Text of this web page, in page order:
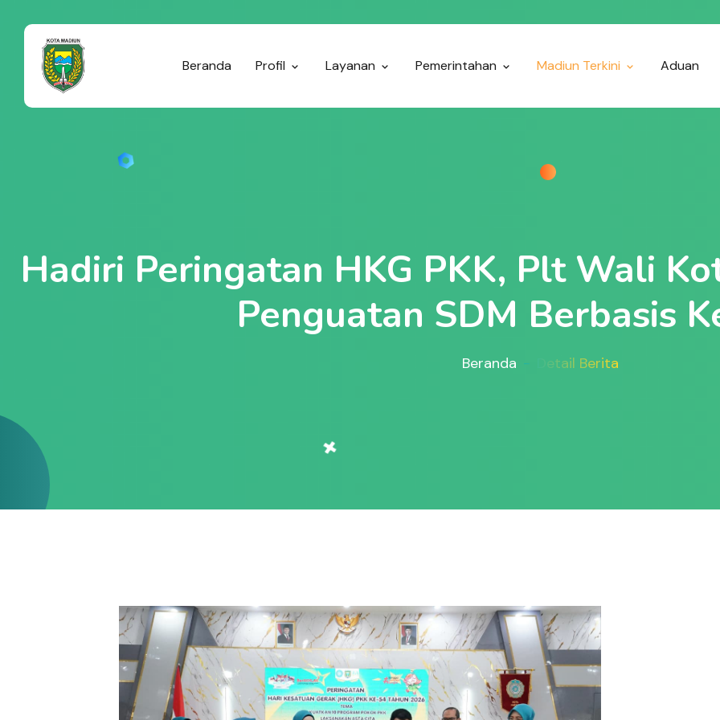
Beranda Profil Layanan Pemerintahan Madiun Terkini Aduan
Hadiri Peringatan HKG PKK, Plt Wali
Penguatan SDM Berbasis
Beranda Detail Berita